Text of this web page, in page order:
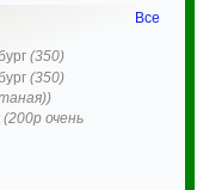
(350)
(350)
(200р очень
Все